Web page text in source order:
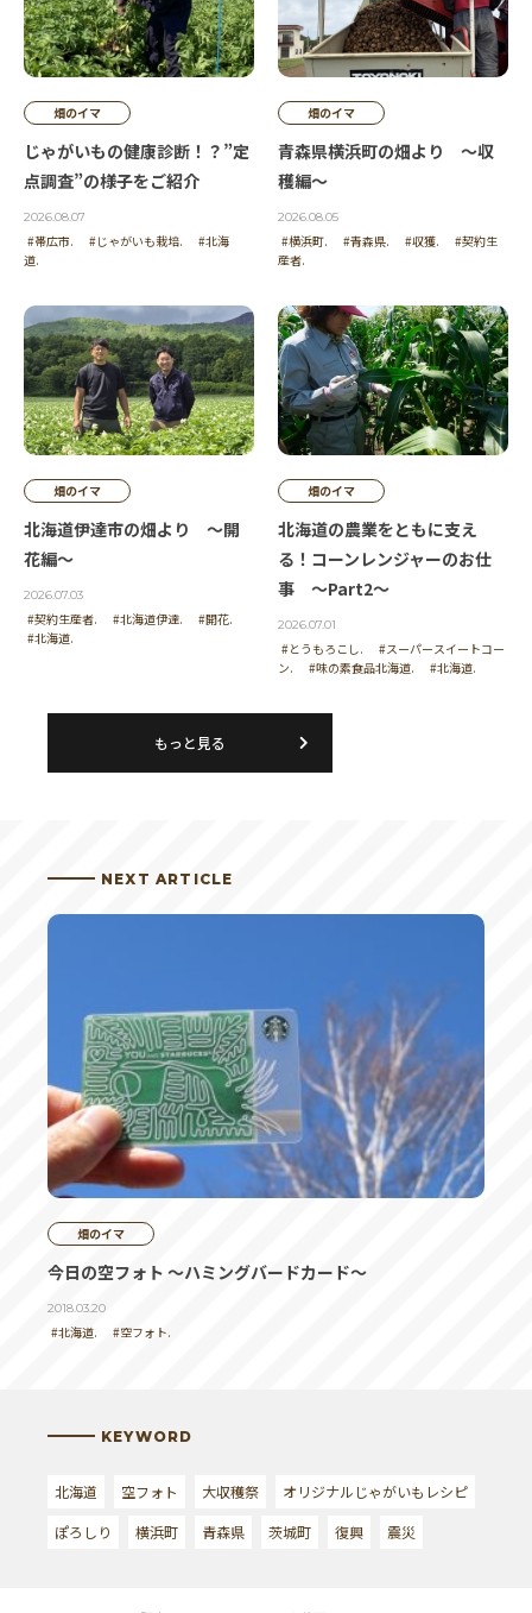
投稿者 | なおココア
空気がおいしそう、深呼吸したい。
癒されます。毎日のストレスを忘れてしまいそうな
空に感動。。。
空の美しさ 気温の低さがよく伝わる
投稿者 | kuricat
綺麗な空気が伝わりますね。
一瞬オーロラかと思いました。春の訪れまで後もう
春が近づいているのを感じる。
畑のイマ
じゃがいもの健康診断！？”定
点調査”の様子をご紹介
2026.08.07
#帯広市. #じゃがいも栽培.
#北海
道.
畑のイマ
青森県横浜町の畑より ～収
穫編～
2026.08.05
#横浜町. #青森県. #収獲.
#契約生
産者.
畑のイマ
北海道伊達市の畑より ～開
花編～
2026.07.03
#契約生産者. #北海道伊達.
#開花.
#北海道.
畑のイマ
北海道の農業をともに支え
る！コーンレンジャーのお仕
事 ～Part2～
2026.07.01
#とうもろこし.
#スーパースイートコー
ン.
#味の素食品北海道. #北海道.
もっと見る
NEXT ARTICLE
畑のイマ
今日の空フォト ～ハミングバードカード～
2018.03.20
#北海道. #空フォト.
KEYWORD
北海道 空フォト 大収穫祭
オリジナルじゃがいもレシピ
ぽろしり
横浜町 青森県 茨城町 復興 震災